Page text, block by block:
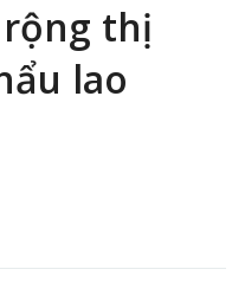
thị
lao